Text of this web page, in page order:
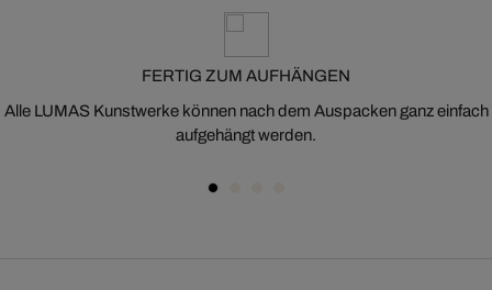
FERTIG ZUM AUFHÄNGEN
Alle LUMAS Kunstwerke können nach dem Auspacken ganz einfach
aufgehängt werden.